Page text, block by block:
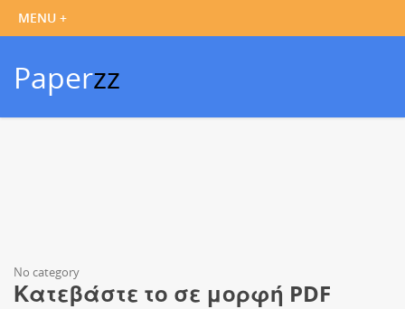
Paperzz
No category
Κατεβάστε το σε μορφή PDF